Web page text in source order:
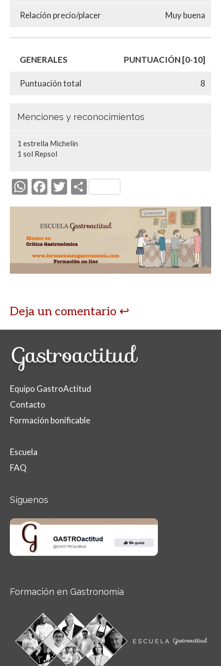
Relación precio/placer Muy buena
GENERALES PUNTUACIÓN [0-10]
Puntuación total 8
Menciones y reconocimientos
1 estrella Michelin
1 sol Repsol
W
h
at
s
A
p
F
ac
e
b
o
o
T
w
itt
er
C
o
p
ar
ti
Deja un comentario
Equipo GastroActitud
Contacto
Formación bonificable
Escuela
FAQ
Síguenos
Formación en Gastronomía